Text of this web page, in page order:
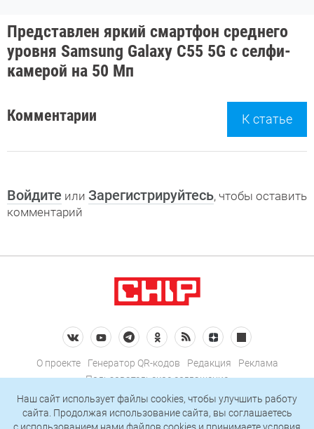
Представлен яркий смартфон среднего
уровня Samsung Galaxy C55 5G с селфи-
камерой на 50 Мп
Комментарии К статье
Войдите или Зарегистрируйтесь, чтобы оставить
комментарий
О проекте Генератор QR-кодов Редакция
Реклама
Пользовательское соглашение
Политика конфиденциальности
Подписаться на рассылку
Наш сайт использует файлы cookies, чтобы улучшить работу
сайта. Продолжая использование сайта, вы соглашаетесь